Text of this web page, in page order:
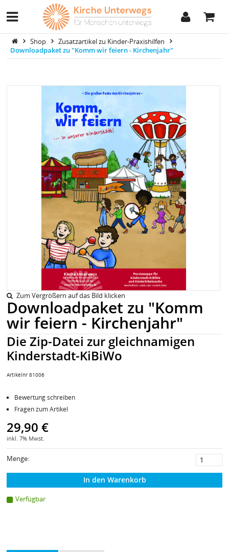
Shop
Zusatzartikel zu Kinder-Praxishilfen
Downloadpaket zu "Komm wir feiern - Kirchenjahr"
Zum Vergrößern auf das Bild klicken
Downloadpaket zu "Komm
wir feiern - Kirchenjahr"
Die Zip-Datei zur gleichnamigen
Kinderstadt-KiBiWo
Artikelnr 81006
Bewertung schreiben
Fragen zum Artikel
29,90 €
inkl. 7% Mwst.
Menge:
In den Warenkorb
Verfügbar